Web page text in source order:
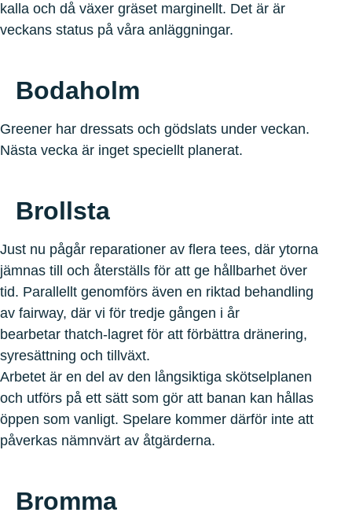
kalla och då växer gräset marginellt. Det är är
veckans status på våra anläggningar.
Bodaholm
Greener har dressats och gödslats under veckan.
Nästa vecka är inget speciellt planerat.
Brollsta
Just nu pågår reparationer av flera tees, där ytorna
jämnas till och återställs för att ge hållbarhet över
tid. Parallellt genomförs även en riktad behandling
av fairway, där vi för tredje gången i år
bearbetar thatch‑lagret för att förbättra dränering,
syresättning och tillväxt.
Arbetet är en del av den långsiktiga skötselplanen
och utförs på ett sätt som gör att banan kan hållas
öppen som vanligt. Spelare kommer därför inte att
påverkas nämnvärt av åtgärderna.
Bromma